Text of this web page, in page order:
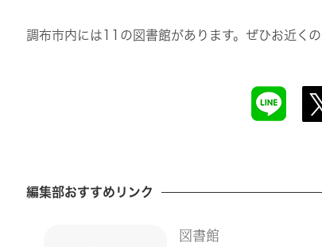
調布市内には11の図書館があります。ぜひお近く
編集部おすすめリンク
図書館